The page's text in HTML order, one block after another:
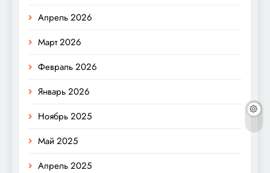
Апрель 2026
Март 2026
Февраль 2026
Январь 2026
Ноябрь 2025
Май 2025
Апрель 2025